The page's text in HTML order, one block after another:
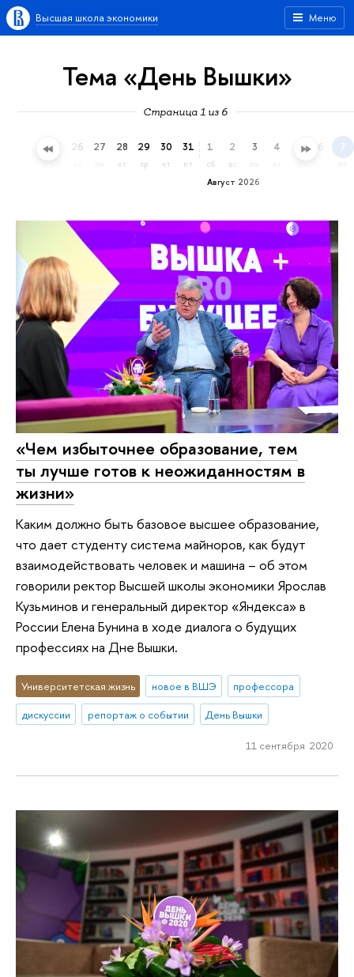
Меню
Высшая школа экономики
Тема «День Вышки»
Страница 1 из 6
25 26 27 28
вт
29
ср
30
чт
31
пт
Август 2026
1
сб
2
вс
3 4 5 6 7
пт
«Чем избыточнее образование, тем
ты лучше готов к неожиданностям в
жизни»
Каким должно быть базовое высшее образование,
что дает студенту система майноров, как будут
взаимодействовать человек и машина – об этом
говорили ректор Высшей школы экономики Ярослав
Кузьминов и генеральный директор «Яндекса» в
России Елена Бунина в ходе диалога о будущих
профессиях на Дне Вышки.
Университетская жизнь новое в ВШЭ
профессора
дискуссии
репортаж о событии День Вышки
11 сентября 2020